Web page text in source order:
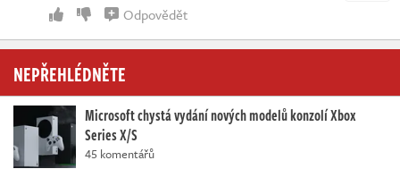
Odpovědět
NEPŘEHLÉDNĚTE
Microsoft chystá vydání nových modelů konzolí Xbox
Series X/S
45 komentářů